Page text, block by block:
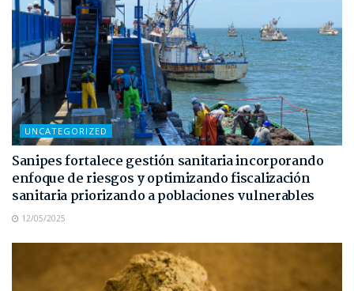
UNCATEGORIZED
Sanipes fortalece gestión sanitaria incorporando
enfoque de riesgos y optimizando fiscalización
sanitaria priorizando a poblaciones vulnerables
12/05/2025